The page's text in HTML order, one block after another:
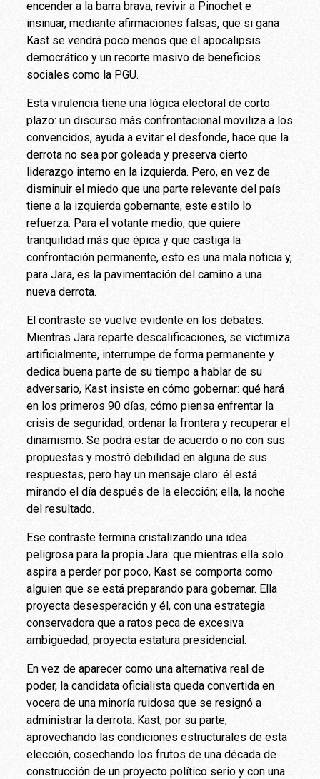
encender a la barra brava, revivir a Pinochet e
insinuar, mediante afirmaciones falsas, que si gana
Kast se vendrá poco menos que el apocalipsis
democrático y un recorte masivo de beneficios
sociales como la PGU.
Esta virulencia tiene una lógica electoral de corto
plazo: un discurso más confrontacional moviliza a los
convencidos, ayuda a evitar el desfonde, hace que la
derrota no sea por goleada y preserva cierto
liderazgo interno en la izquierda. Pero, en vez de
disminuir el miedo que una parte relevante del país
tiene a la izquierda gobernante, este estilo lo
refuerza. Para el votante medio, que quiere
tranquilidad más que épica y que castiga la
confrontación permanente, esto es una mala noticia y,
para Jara, es la pavimentación del camino a una
nueva derrota.
El contraste se vuelve evidente en los debates.
Mientras Jara reparte descalificaciones, se victimiza
artificialmente, interrumpe de forma permanente y
dedica buena parte de su tiempo a hablar de su
adversario, Kast insiste en cómo gobernar: qué hará
en los primeros 90 días, cómo piensa enfrentar la
crisis de seguridad, ordenar la frontera y recuperar el
dinamismo. Se podrá estar de acuerdo o no con sus
propuestas y mostró debilidad en alguna de sus
respuestas, pero hay un mensaje claro: él está
mirando el día después de la elección; ella, la noche
del resultado.
Ese contraste termina cristalizando una idea
peligrosa para la propia Jara: que mientras ella solo
aspira a perder por poco, Kast se comporta como
alguien que se está preparando para gobernar. Ella
proyecta desesperación y él, con una estrategia
conservadora que a ratos peca de excesiva
ambigüedad, proyecta estatura presidencial.
En vez de aparecer como una alternativa real de
poder, la candidata oficialista queda convertida en
vocera de una minoría ruidosa que se resignó a
administrar la derrota. Kast, por su parte,
aprovechando las condiciones estructurales de esta
elección, cosechando los frutos de una década de
construcción de un proyecto político serio y con una